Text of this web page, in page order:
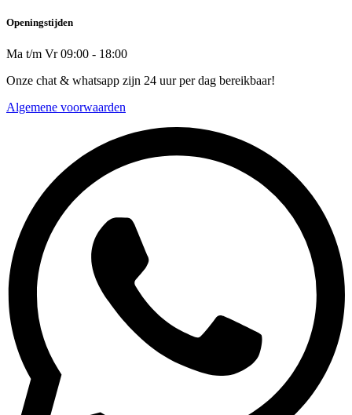
Openingstijden
Ma t/m Vr 09:00 - 18:00
Onze chat & whatsapp zijn 24 uur per dag bereikbaar!
Algemene voorwaarden